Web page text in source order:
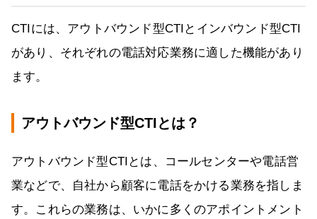
CTIには、アウトバウンド型CTIとインバウンド型CTI
があり、それぞれの電話対応業務に適した機能があり
ます。
アウトバウンド型CTIとは？
アウトバウンド型CTIとは、コールセンターや電話営
業などで、自社から顧客に電話をかける業務を指しま
す。これらの業務は、いかに多くのアポイントメント